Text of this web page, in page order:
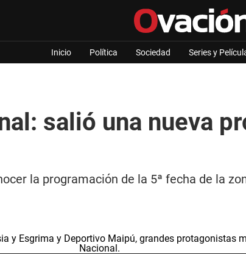
Inicio Política Sociedad Series y
salió una nueva
la programación de la 5ª fecha de la